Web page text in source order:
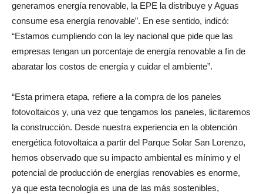
generamos energía renovable, la EPE la distribuye y Aguas
consume esa energía renovable”. En ese sentido, indicó:
“Estamos cumpliendo con la ley nacional que pide que las
empresas tengan un porcentaje de energía renovable a fin de
abaratar los costos de energía y cuidar el ambiente”.
“Esta primera etapa, refiere a la compra de los paneles
fotovoltaicos y, una vez que tengamos los paneles, licitaremos
la construcción. Desde nuestra experiencia en la obtención
energética fotovoltaica a partir del Parque Solar San Lorenzo,
hemos observado que su impacto ambiental es mínimo y el
potencial de producción de energías renovables es enorme,
ya que esta tecnología es una de las más sostenibles,